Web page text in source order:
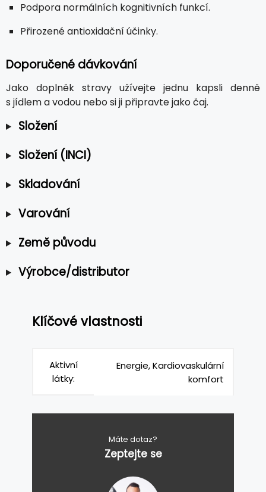
Podpora normálních kognitivních funkcí.
Přirozené antioxidační účinky.
Doporučené dávkování
Jako doplněk stravy užívejte jednu kapsli denně
s jídlem a vodou nebo si ji připravte jako čaj.
Složení
Složení (INCI)
Skladování
Varování
Země původu
Výrobce/distributor
Klíčové vlastnosti
Aktivní
látky:
Energie, Kardiovaskulární
komfort
Máte dotaz?
Zeptejte se